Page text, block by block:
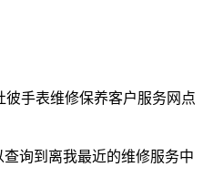
手表维修保养客户服务网点
询到离我最近的维修服务中